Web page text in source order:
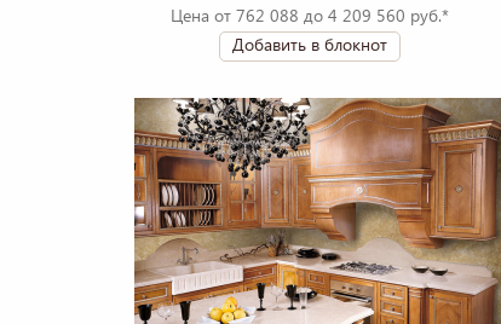
Цена от 762 088 до 4 209 560 руб.*
Добавить в блокнот